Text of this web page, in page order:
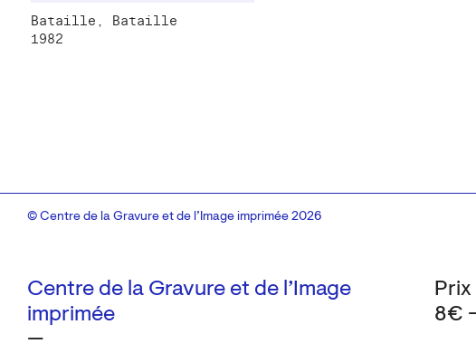
Bataille, Bataille
1982
Centre de la Gravure et de l’Image
imprimée
—
Prix
8€
© Centre de la Gravure et de l’Image imprimée 2026